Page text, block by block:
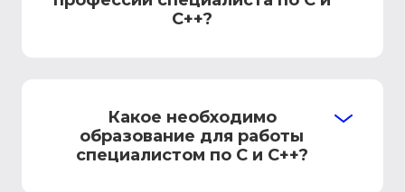
C++?
Какое необходимо
образование для работы
специалистом по C и C++?